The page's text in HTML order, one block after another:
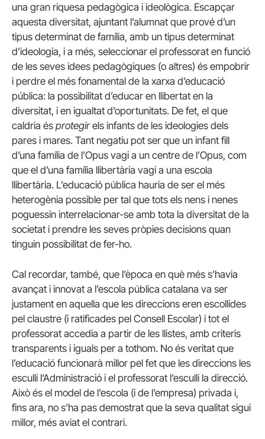
una gran riquesa pedagògica i ideològica. Escapçar
aquesta diversitat, ajuntant l’alumnat que prové d’un
tipus determinat de família, amb un tipus determinat
d’ideologia, i a més, seleccionar el professorat en funció
de les seves idees pedagògiques (o altres) és empobrir
i perdre el més fonamental de la xarxa d’educació
pública: la possibilitat d’educar en llibertat en la
diversitat, i en igualtat d’oportunitats. De fet, el que
caldria és protegirels infants de les ideologies dels
pares i mares. Tant negatiu pot ser que un infant fill
d’una família de l’Opus vagi a un centre de l’Opus, com
que el d’una família llibertària vagi a una escola
llibertària. L’educació pública hauria de ser el més
heterogènia possible per tal que tots els nens i nenes
poguessin interrelacionar-se amb tota la diversitat de la
societat i prendre les seves pròpies decisions quan
tinguin possibilitat de fer-ho.
Cal recordar, també, que l’època en què més s’havia
avançat i innovat a l’escola pública catalana va ser
justament en aquella que les direccions eren escollides
pel claustre (i ratificades pel Consell Escolar) i tot el
professorat accedia a partir de les llistes, amb criteris
transparents i iguals per a tothom. No és veritat que
l’educació funcionarà millor pel fet que les direccions les
esculli l’Administració i el professorat l’esculli la direcció.
Això és el model de l’escola (i de l’empresa) privada i,
fins ara, no s’ha pas demostrat que la seva qualitat sigui
millor, més aviat el contrari.